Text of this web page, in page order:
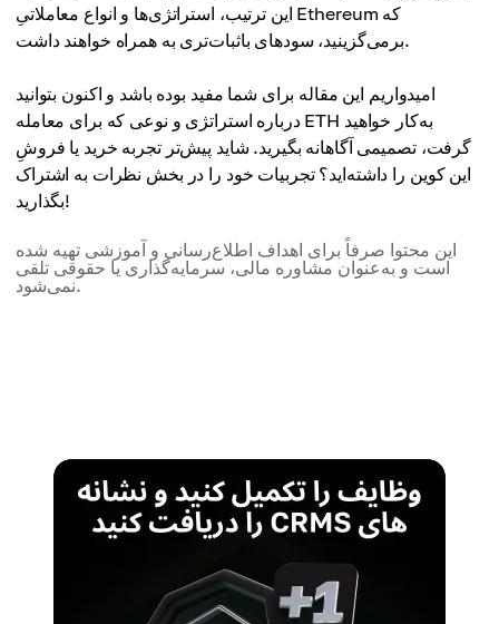
این ترتیب، استراتژی‌ها و انواع معاملاتیِ Ethereum که
برمی‌گزینید، سودهای باثبات‌تری به همراه خواهند داشت.
امیدواریم این مقاله برای شما مفید بوده باشد و اکنون بتوانید
درباره استراتژی و نوعی که برای معامله ETH به‌کار خواهید
گرفت، تصمیمی آگاهانه بگیرید. شاید پیش‌تر تجربه خرید یا فروشِ
این کوین را داشته‌اید؟ تجربیات خود را در بخش نظرات به اشتراک
بگذارید!
این محتوا صرفاً برای اهداف اطلاع‌رسانی و آموزشی تهیه شده
است و به‌عنوان مشاوره مالی، سرمایه‌گذاری یا حقوقی تلقی
نمی‌شود.